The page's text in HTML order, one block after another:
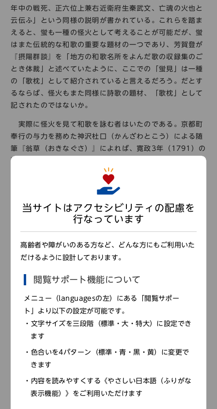
年中の戦死、正六位上兼右近衛府生秦武文、亡魂の火也と
云伝ふ」という同様の説明が書かれている。これらを踏ま
えると、蛍も一種の怪火として考えることが可能だが、蛍
はまた伝統的な和歌の重要な題材の一つであり、芳賀登が
『摂陽群談』を「地方の和歌名所をよんだ歌の収録集のご
とき体裁」と述べていたように、ここでの「蛍見」は一種
の「歌枕」として紹介されていると言えるだろう。だとす
るならば、怪火もまた同様に詩歌の題材、「歌枕」として
記されたのではないか。
実際に怪火を見て和歌を詠む者はいたのである。京都町
奉行の与力を務めた神沢杜口（かんざわとこう）による随
筆『翁草（おきなぐさ）』によれば、寛政3年（1791）の
夏、備中鴨方藩（岡山県南西部）の侍医であった西山拙斎
（せっさい）と歌人として知られた京都の伴蒿蹊（ばんこ
うけい）は、京都の田野にあらわれる怪火「六反火（ろく
たんび）」および「宗玄火（そうげんび）」を見て、次の
ような和歌を詠んでいる。
しき 拙斎
降くもる雨に迷ひてもゆる火は松のともしにまがひ
の雨 同
文化3年（1806）刊の『諸国周遊奇談』には、近江国堅
田村（滋賀県大津市）に伝わる「化（ばけ）の火」という
怪火についてのエピソードが紹介されている。「化の火」
は曇りの夜あるいは小雨の夜に現れる怪火で、どういうわ
けか相撲を取る人のような形をしており、力自慢の者がた
びたびこの「化の火」に勝負を仕掛けたが、かえってした
当サイトはアクセシビリティの配慮を
行なっています
高齢者や障がいのある方など、どんな方にもご利用いた
だけるように設計しております。
閲覧サポート機能について
メニュー（languagesの左）にある「閲覧サポー
ト」より以下の設定が可能です。
文字サイズを三段階（標準・大・特大）に設定でき
ます
色合いを4パターン（標準・青・黒・黄）に変更で
きます
内容を読みやすくする《やさしい日本語（ふりがな
表示機能）》をご利用いただけます